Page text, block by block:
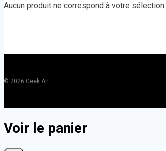
Aucun produit ne correspond à votre sélection.
© 2026 Geek Art
Voir le panier